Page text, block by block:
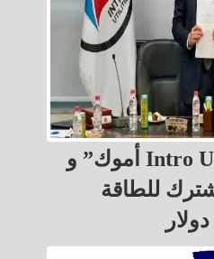
أموك” و Intro Utilities توقعان مذكرة
للطاقة